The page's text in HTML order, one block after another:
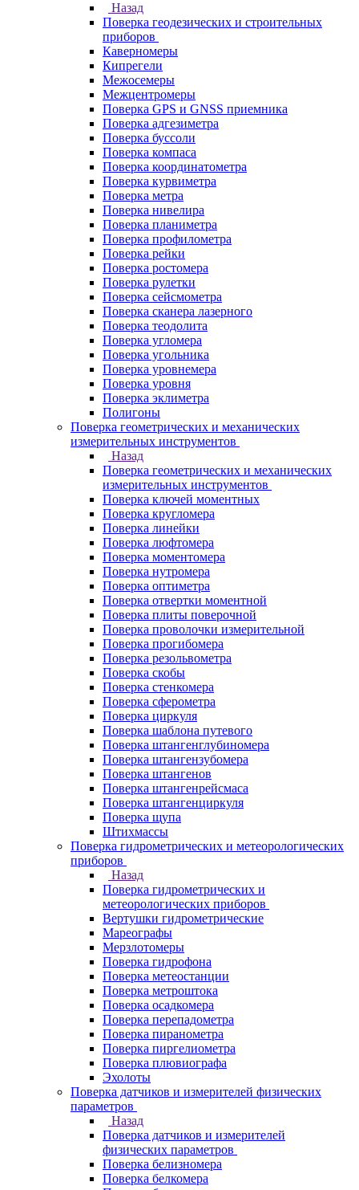
Назад
Поверка геодезических и строительных
приборов
Каверномеры
Кипрегели
Межосемеры
Межцентромеры
Поверка GPS и GNSS приемника
Поверка адгезиметра
Поверка буссоли
Поверка компаса
Поверка координатометра
Поверка курвиметра
Поверка метра
Поверка нивелира
Поверка планиметра
Поверка профилометра
Поверка рейки
Поверка ростомера
Поверка рулетки
Поверка сейсмометра
Поверка сканера лазерного
Поверка теодолита
Поверка угломера
Поверка угольника
Поверка уровнемера
Поверка уровня
Поверка эклиметра
Полигоны
Поверка геометрических и механических
измерительных инструментов
Назад
Поверка геометрических и механических
измерительных инструментов
Поверка ключей моментных
Поверка кругломера
Поверка линейки
Поверка люфтомера
Поверка моментомера
Поверка нутромера
Поверка оптиметра
Поверка отвертки моментной
Поверка плиты поверочной
Поверка проволочки измерительной
Поверка прогибомера
Поверка резольвометра
Поверка скобы
Поверка стенкомера
Поверка сферометра
Поверка циркуля
Поверка шаблона путевого
Поверка штангенглубиномера
Поверка штангензубомера
Поверка штангенов
Поверка штангенрейсмаса
Поверка штангенциркуля
Поверка щупа
Штихмассы
Поверка гидрометрических и метеорологических
приборов
Назад
Поверка гидрометрических и
метеорологических приборов
Вертушки гидрометрические
Мареографы
Мерзлотомеры
Поверка гидрофона
Поверка метеостанции
Поверка метроштока
Поверка осадкомера
Поверка перепадометра
Поверка пиранометра
Поверка пиргелиометра
Поверка плювиографа
Эхолоты
Поверка датчиков и измерителей физических
параметров
Назад
Поверка датчиков и измерителей
физических параметров
Поверка белизномера
Поверка белкомера